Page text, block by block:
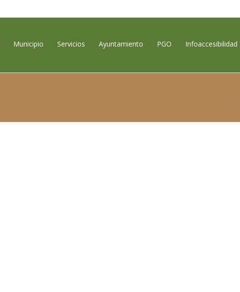
Municipio Servicios Ayuntamiento PGO Infoaccesibilidad